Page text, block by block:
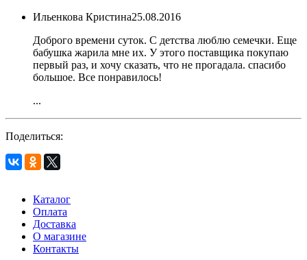
Ильенкова Кристина25.08.2016
Доброго времени суток. С детства люблю семечки. Еще
бабушка жарила мне их. У этого поставщика покупаю
первый раз, и хочу сказать, что не прогадала. спасибо
большое. Все понравилось!
...
Поделиться:
Каталог
Оплата
Доставка
О магазине
Контакты